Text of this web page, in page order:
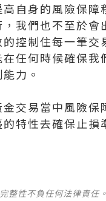
自身的風險保障
我們也不至於會
控制住每一筆交
任何時候確保我
力。
交易當中風險保
特性去確保止損
整性不負任何法律責任。